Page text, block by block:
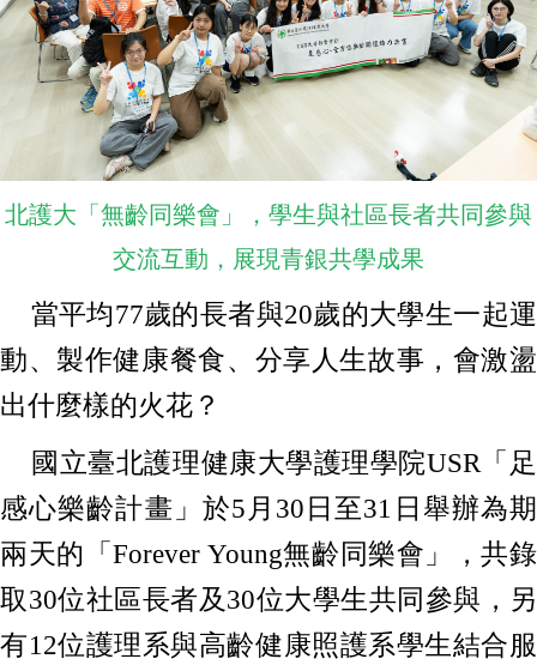
北護大「無齡同樂會」，學生與社區長者共同參與
交流互動，展現青銀共學成果
當平均77歲的長者與20歲的大學生一起運
動、製作健康餐食、分享人生故事，會激盪
出什麼樣的火花？
國立臺北護理健康大學護理學院USR「足
感心樂齡計畫」於5月30日至31日舉辦為期
兩天的「Forever Young無齡同樂會」，共錄
取30位社區長者及30位大學生共同參與，另
有12位護理系與高齡健康照護系學生結合服